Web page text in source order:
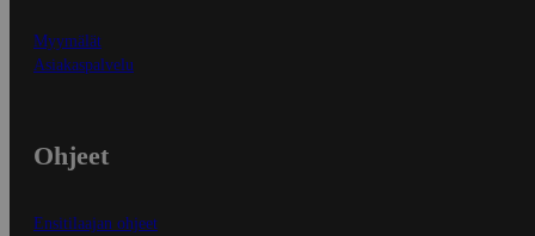
Myymälät
Asiakaspalvelu
Ohjeet
Ensitilaajan ohjeet